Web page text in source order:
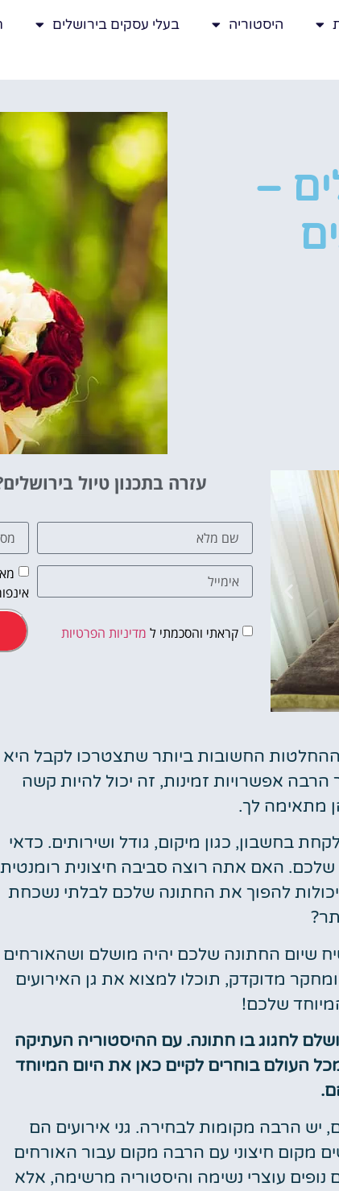
היסטוריה בעלי עסקים בירושלים
–
טיסות
לחצו
פה!
עזרה בתכנון טיול
קראתי והסכמתי ל מדיניות הפרטיות
החשובות ביותר שתצטרכו לקבל היא
אפשרויות זמינות, זה יכול להיות קשה
מתאימה לך.
בחשבון, כגון מיקום, גודל ושירותים. כדאי
האם אתה רוצה סביבה חיצונית רומנטית
להפוך את החתונה שלכם לבלתי נשכחת
שיום החתונה שלכם יהיה מושלם ושהאורחים
מדוקדק, תוכלו למצוא את גן האירועים
שלכם!
לחגוג בו חתונה. עם ההיסטוריה העתיקה
העולם בוחרים לקיים כאן את היום המיוחד
הרבה מקומות לבחירה. גני אירועים הם
מקום חיצוני עם הרבה מקום עבור האורחים
עוצרי נשימה והיסטוריה מרשימה, אלא